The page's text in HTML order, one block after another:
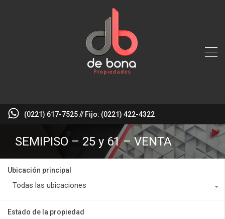
(0221) 617-7525 // Fijo: (0221) 422-4322
SEMIPISO – 25 y 61 – VENTA
Ubicación principal
Todas las ubicaciones
Estado de la propiedad